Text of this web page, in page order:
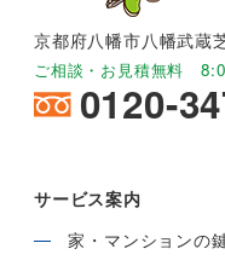
京都府八幡市八幡武
ご相談・お見積無料
0120-
サービス案内
家・マンションの